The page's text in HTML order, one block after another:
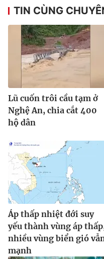
TIN CÙNG
Lũ cuốn trôi cầu tạm ở
Nghệ An, chia cắt 400
hộ dân
Áp thấp nhiệt đới suy
yếu thành vùng áp
nhiều vùng biển gió
mạnh